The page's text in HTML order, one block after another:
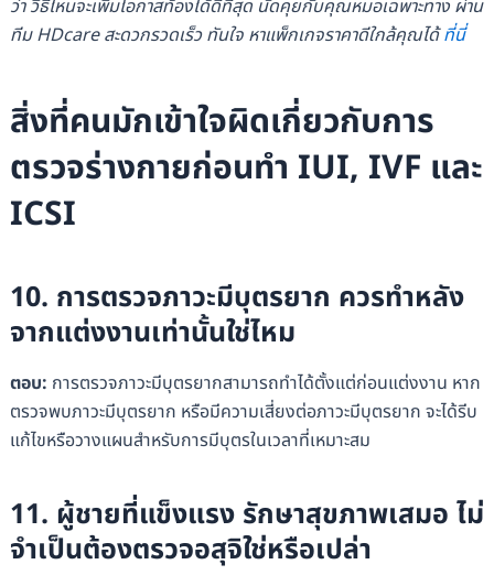
ว่า วิธีไหนจะเพิ่มโอกาสท้องได้ดีที่สุด นัดคุยกับคุณหมอเฉพาะทาง ผ่าน
ทีม HDcare สะดวกรวดเร็ว ทันใจ หาแพ็กเกจราคาดีใกล้คุณได้ที่นี่
สิ่งที่คนมักเข้าใจผิดเกี่ยวกับการ
ตรวจร่างกายก่อนทำ IUI, IVF และ
ICSI
10. การตรวจภาวะมีบุตรยาก ควรทำหลัง
จากแต่งงานเท่านั้นใช่ไหม
ตอบ: การตรวจภาวะมีบุตรยากสามารถทำได้ตั้งแต่ก่อนแต่งงาน หาก
ตรวจพบภาวะมีบุตรยาก หรือมีความเสี่ยงต่อภาวะมีบุตรยาก จะได้รีบ
แก้ไขหรือวางแผนสำหรับการมีบุตรในเวลาที่เหมาะสม
11. ผู้ชายที่แข็งแรง รักษาสุขภาพเสมอ ไม่
จำเป็นต้องตรวจอสุจิใช่หรือเปล่า